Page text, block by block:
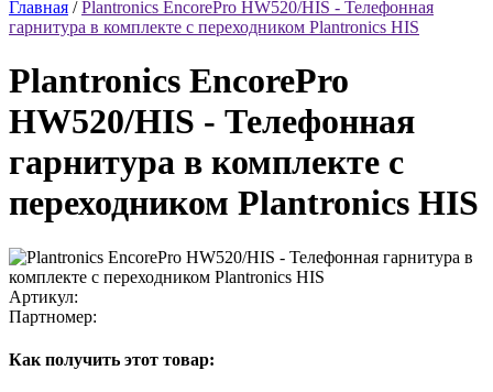
Главная /Plantronics EncorePro HW520/HIS - Телефонная
гарнитура в комплекте с переходником Plantronics HIS
Plantronics EncorePro
HW520/HIS - Телефонная
гарнитура в комплекте с
переходником Plantronics HIS
Артикул:
Партномер:
Как получить этот товар: